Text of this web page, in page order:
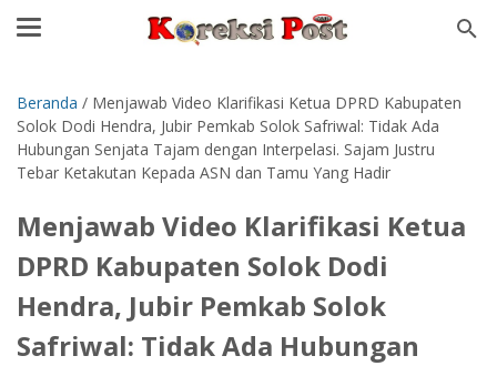
Beranda / Menjawab Video Klarifikasi Ketua DPRD Kabupaten
Solok Dodi Hendra, Jubir Pemkab Solok Safriwal: Tidak Ada
Hubungan Senjata Tajam dengan Interpelasi. Sajam Justru
Tebar Ketakutan Kepada ASN dan Tamu Yang Hadir
Menjawab Video Klarifikasi Ketua
DPRD Kabupaten Solok Dodi
Hendra, Jubir Pemkab Solok
Safriwal: Tidak Ada Hubungan